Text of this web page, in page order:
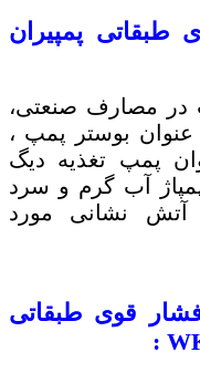
طبقاتی پمپیران
در مصارف صنعتی،
عنوان بوستر پمپ ،
پمپ تغذیه دیگ
آب گرم و سرد
نشانی مورد
فشار قوی طبقاتی
: